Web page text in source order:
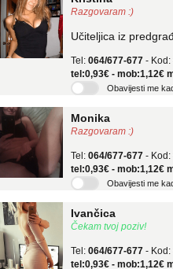
tel:0,93€ - mob:1,12€
Obavijesti me
Razgovaram :)
tel:0,93€ - mob:1,12€
Obavijesti me
Čekam tvoj poziv!
tel:0,93€ - mob:1,12€